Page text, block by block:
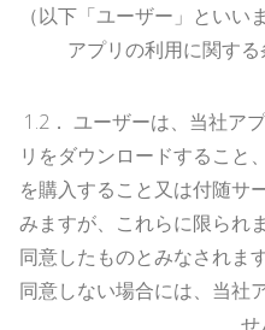
（以下「ユーザー」とい
アプリの利用に関する
1.2． ユーザーは、当社ア
リをダウンロードすること
を購入すること又は付随サ
みますが、これらに限られ
同意したものとみなされま
同意しない場合には、当社
せ